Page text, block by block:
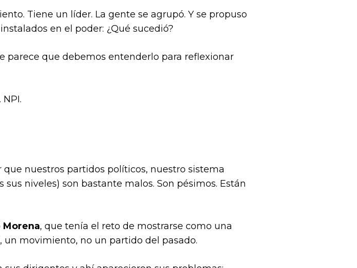
Tiene un líder. La gente se agrupó. Y se propuso
en el poder: ¿Qué sucedió?
parece que debemos entenderlo para reflexionar
que nuestros partidos políticos, nuestro sistema
niveles) son bastante malos. Son pésimos. Están
Morena, que tenía el reto de mostrarse como una
movimiento, no un partido del pasado.